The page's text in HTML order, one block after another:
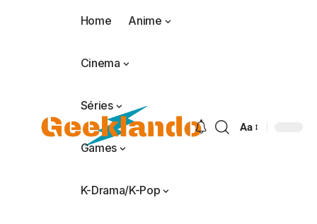
Home Anime
Cinema
Séries
Games
K-Drama/K-Pop
Aa